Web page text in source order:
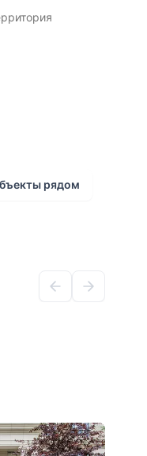
рядом